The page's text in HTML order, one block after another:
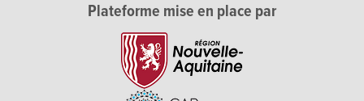
Plateforme mise en place par